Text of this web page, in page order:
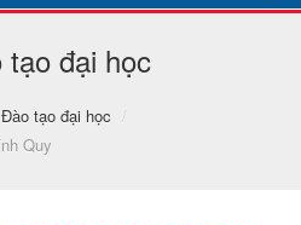
đại học
Đào tạo đại học
/
Quy